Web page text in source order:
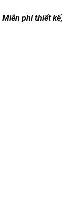
Miễn phí thiết kế,